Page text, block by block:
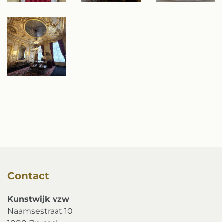
Contact
Kunstwijk vzw
Naamsestraat 10